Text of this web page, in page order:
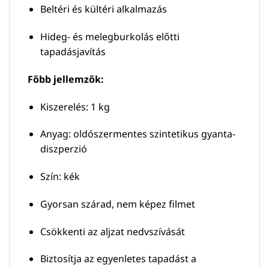
Beltéri és kültéri alkalmazás
Hideg- és melegburkolás előtti
tapadásjavítás
Főbb jellemzők:
Kiszerelés: 1 kg
Anyag: oldószermentes szintetikus gyanta-
diszperzió
Szín: kék
Gyorsan szárad, nem képez filmet
Csökkenti az aljzat nedvszívását
Biztosítja az egyenletes tapadást a